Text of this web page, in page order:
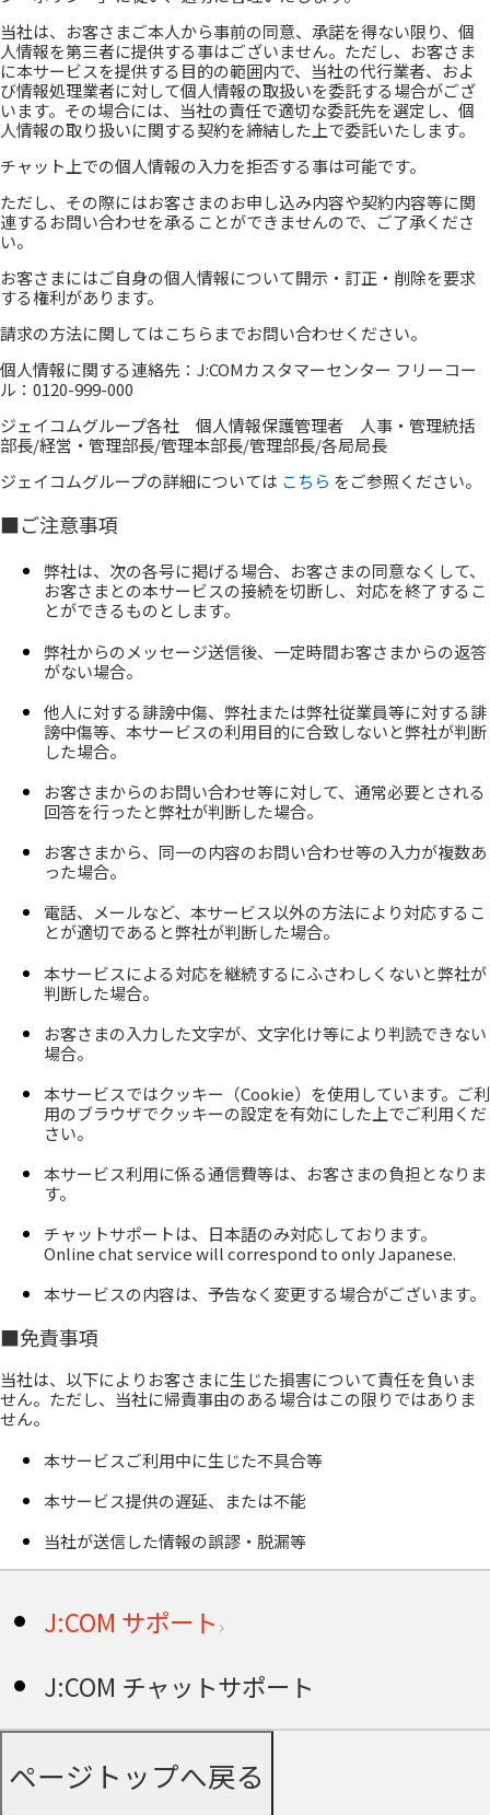
当社は、お客さまご本人から事前の同意、承諾を得ない限り、個
人情報を第三者に提供する事はございません。ただし、お客さま
に本サービスを提供する目的の範囲内で、当社の代行業者、およ
び情報処理業者に対して個人情報の取扱いを委託する場合がござ
います。その場合には、当社の責任で適切な委託先を選定し、個
人情報の取り扱いに関する契約を締結した上で委託いたします。
チャット上での個人情報の入力を拒否する事は可能です。
ただし、その際にはお客さまのお申し込み内容や契約内容等に関
連するお問い合わせを承ることができませんので、ご了承くださ
い。
お客さまにはご自身の個人情報について開示・訂正・削除を要求
する権利があります。
請求の方法に関してはこちらまでお問い合わせください。
個人情報に関する連絡先：J:COMカスタマーセンター フリーコー
ル：0120-999-000
ジェイコムグループ各社 個人情報保護管理者 人事・管理統括
部長/経営・管理部長/管理本部長/管理部長/各局局長
ジェイコムグループの詳細については こちら をご参照ください。
■ご注意事項
弊社は、次の各号に掲げる場合、お客さまの同意なくして、
お客さまとの本サービスの接続を切断し、対応を終了するこ
とができるものとします。
弊社からのメッセージ送信後、一定時間お客さまからの返答
がない場合。
他人に対する誹謗中傷、弊社または弊社従業員等に対する誹
謗中傷等、本サービスの利用目的に合致しないと弊社が判断
した場合。
お客さまからのお問い合わせ等に対して、通常必要とされる
回答を行ったと弊社が判断した場合。
お客さまから、同一の内容のお問い合わせ等の入力が複数あ
った場合。
電話、メールなど、本サービス以外の方法により対応するこ
とが適切であると弊社が判断した場合。
本サービスによる対応を継続するにふさわしくないと弊社が
判断した場合。
お客さまの入力した文字が、文字化け等により判読できない
場合。
本サービスではクッキー（Cookie）を使用しています。ご利
用のブラウザでクッキーの設定を有効にした上でご利用くだ
さい。
本サービス利用に係る通信費等は、お客さまの負担となりま
す。
チャットサポートは、日本語のみ対応しております。
Online chat service will correspond to only Japanese.
本サービスの内容は、予告なく変更する場合がございます。
■免責事項
当社は、以下によりお客さまに生じた損害について責任を負いま
せん。ただし、当社に帰責事由のある場合はこの限りではありま
せん。
本サービスご利用中に生じた不具合等
本サービス提供の遅延、または不能
当社が送信した情報の誤謬・脱漏等
J:COM サポート
J:COM チャットサポート
ページトップへ戻る